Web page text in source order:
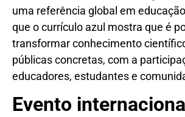
uma referência global em
que o currículo azul mostra que é
transformar conhecimento
públicas concretas, com a
educadores, estudantes e
Evento internacional